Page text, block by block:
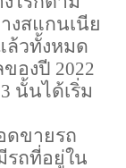
งสแกนเนีย
ล้วทั้งหมด
องปี 2022
นั้นได้เริ่ม
ดขายรถ
รถที่อยู่ใน